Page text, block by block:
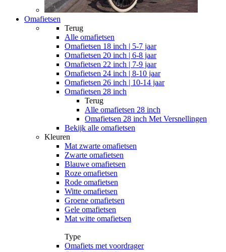
Omafietsen
Terug
Alle omafietsen
Omafietsen 18 inch | 5-7 jaar
Omafietsen 20 inch | 6-8 jaar
Omafietsen 22 inch | 7-9 jaar
Omafietsen 24 inch | 8-10 jaar
Omafietsen 26 inch | 10-14 jaar
Omafietsen 28 inch
Terug
Alle omafietsen 28 inch
Omafietsen 28 inch Met Versnellingen
Bekijk alle omafietsen
Kleuren
Mat zwarte omafietsen
Zwarte omafietsen
Blauwe omafietsen
Roze omafietsen
Rode omafietsen
Witte omafietsen
Groene omafietsen
Gele omafietsen
Mat witte omafietsen
Type
Omafiets met voordrager